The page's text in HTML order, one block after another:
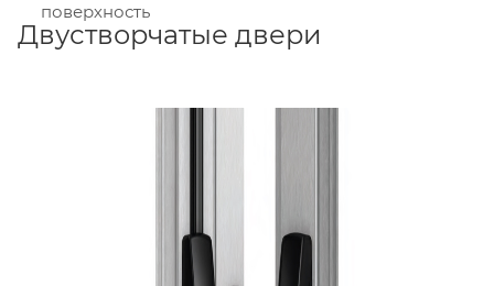
поверхность
Двустворчатые двери